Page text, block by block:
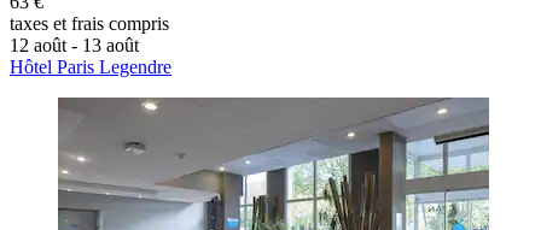
taxes et frais compris
12 août - 13 août
Hôtel Paris Legendre